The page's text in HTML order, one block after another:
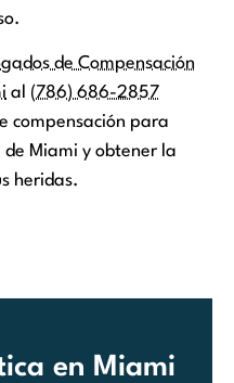
de Compensación
al (786) 686-2857
compensación para
Miami y obtener la
heridas.
en Miami